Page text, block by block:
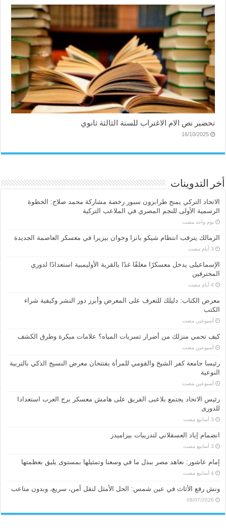
تحضير نص الام الاغتراب للسنة الثالثة ثانوي
16/10/2025
أخر التدوينات
الاتحاد التركي يمنح طرابزون سبور رخصة مشاركة محمد صلاح: الخطوة
الرسمية الأولى للنجم المصري في الملاعب التركية
‏يوم واحد مضت
الزمالك يترقب انتظام شيكو بانزا وخوان بيزيرا في معسكر العاصمة الجديدة
الإسماعیلی یدخل معسكرًا مغلقًا غدًا بالقرية الأوليمبية استعدادًا لدوري
المحترفين
معرض الكتاب: دليلك للتعرف على المعرض وأبرز دور النشر وكيفية شراء
الكتب
‏أسبوعين مضت
كيف تحمي منزلك من أضرار تسربات المياه؟ علامات مبكرة وطرق الكشف
‏أسبوعين مضت
رئيسا جامعة كفر الشيخ والقومي للمرأة يفتتحان معرض النسيج الذكي بالتربية
النوعية
‏أسبوعين مضت
رئيس الاتحاد يجتمع بلاعبى الفريق على هامش معسكر برج العرب استعدادا
للدورى
انضمام إياد العسقلاني لتدريبات بيراميدز
إمام عاشور: نعاهد مصر ببذل ما في وسعنا وتمثيلها بمستوى يليق بعظمتها
ونش رفع الأثاث في عين شمس: الحل الأمثل لنقل آمن، سريع، وبدون متاعب
08/07/2026